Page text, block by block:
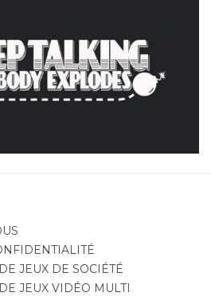
JEUX DE SOCIÉTÉ
JEUX VIDÉO MULTI